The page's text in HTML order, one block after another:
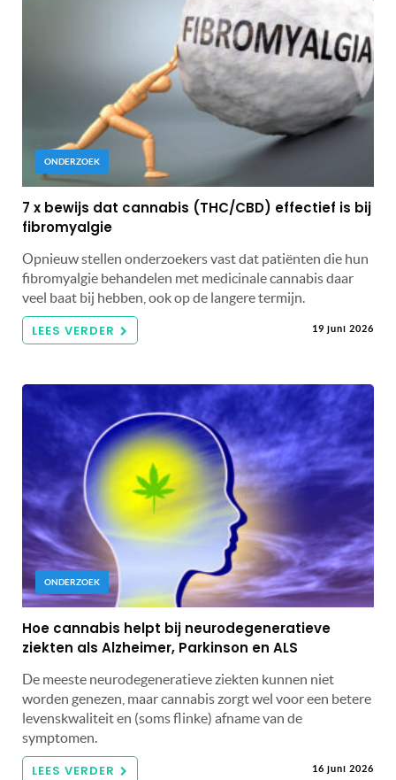
ONDERZOEK
7 x bewijs dat cannabis (THC/CBD) effectief is bij
fibromyalgie
Opnieuw stellen onderzoekers vast dat patiënten die hun
fibromyalgie behandelen met medicinale cannabis daar
veel baat bij hebben, ook op de langere termijn.
LEES VERDER 19 juni 2026
ONDERZOEK
Hoe cannabis helpt bij neurodegeneratieve
ziekten als Alzheimer, Parkinson en ALS
De meeste neurodegeneratieve ziekten kunnen niet
worden genezen, maar cannabis zorgt wel voor een betere
levenskwaliteit en (soms flinke) afname van de
symptomen.
LEES VERDER 16 juni 2026